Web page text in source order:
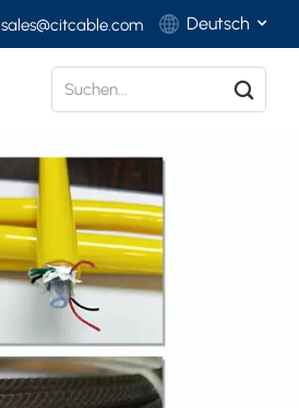
sales@citcable.com Deutsch
Deutsch
Italiano
Español